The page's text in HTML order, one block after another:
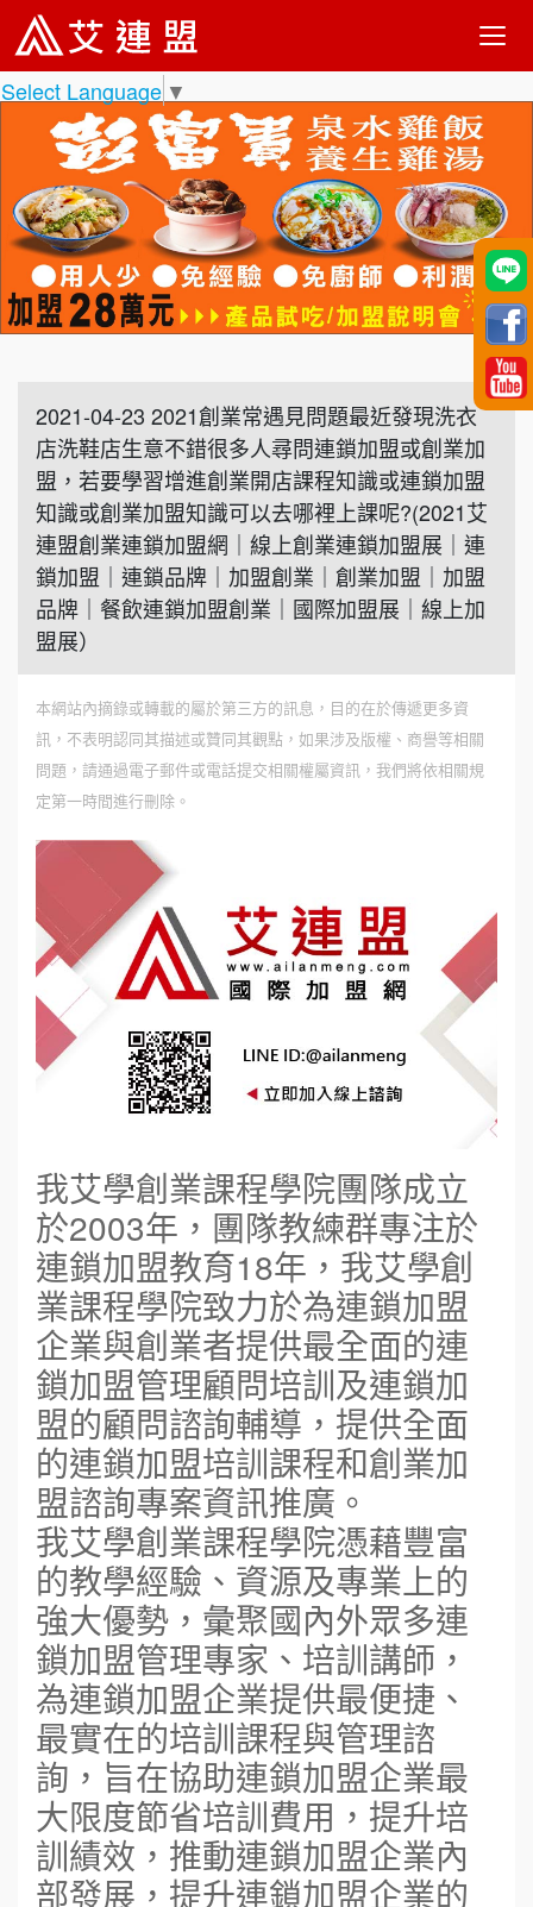
Select Language ▼
2021-04-23 2021創業常遇見問題最近發現洗衣
店洗鞋店生意不錯很多人尋問連鎖加盟或創業加
盟，若要學習增進創業開店課程知識或連鎖加盟
知識或創業加盟知識可以去哪裡上課呢?(2021艾
連盟創業連鎖加盟網｜線上創業連鎖加盟展｜連
鎖加盟｜連鎖品牌｜加盟創業｜創業加盟｜加盟
品牌｜餐飲連鎖加盟創業｜國際加盟展｜線上加
盟展）
本網站內摘錄或轉載的屬於第三方的訊息，目的在於傳遞更多資
訊，不表明認同其描述或贊同其觀點，如果涉及版權、商譽等相關
問題，請通過電子郵件或電話提交相關權屬資訊，我們將依相關規
定第一時間進行刪除。
我艾學創業課程學院團隊成立
於2003年，團隊教練群專注於
連鎖加盟教育18年，我艾學創
業課程學院致力於為連鎖加盟
企業與創業者提供最全面的連
鎖加盟管理顧問培訓及連鎖加
盟的顧問諮詢輔導，提供全面
的連鎖加盟培訓課程和創業加
盟諮詢專案資訊推廣。
我艾學創業課程學院憑藉豐富
的教學經驗、資源及專業上的
強大優勢，彙聚國內外眾多連
鎖加盟管理專家、培訓講師，
為連鎖加盟企業提供最便捷、
最實在的培訓課程與管理諮
詢，旨在協助連鎖加盟企業最
大限度節省培訓費用，提升培
訓績效，推動連鎖加盟企業內
部發展，提升連鎖加盟企業的